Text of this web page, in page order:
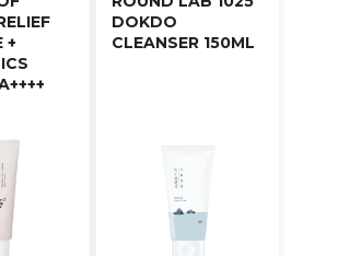
+
DOKDO
CLEANSER 150ML